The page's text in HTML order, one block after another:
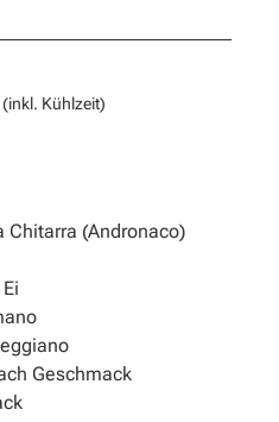
Kühlzeit)
Chitarra (Andronaco)
Geschmack